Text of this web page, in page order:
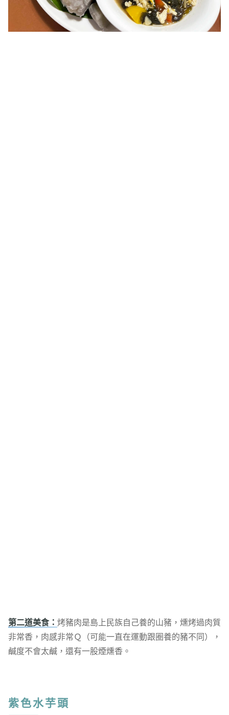
第二道美食： 烤豬肉是島上民族自己養的山豬，燻烤過肉質
非常香，肉感非常Ｑ（可能一直在運動跟圈養的豬不同），
鹹度不會太鹹，還有一股煙燻香。
紫色水芋頭